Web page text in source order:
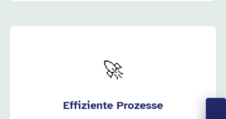
🚀
Effiziente Prozesse